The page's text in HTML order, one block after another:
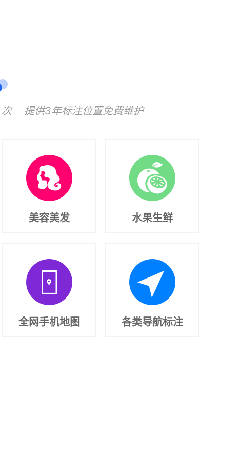
次 提供3年标注位置免费维护
美容美发 水果生鲜
全网手机地图 各类导航标注